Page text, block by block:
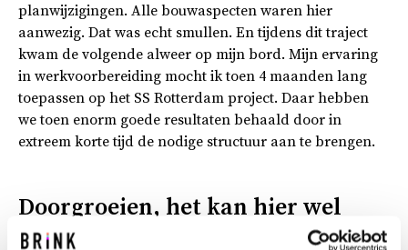
planwijzigingen. Alle bouwaspecten waren hier
aanwezig. Dat was echt smullen. En tijdens dit traject
kwam de volgende alweer op mijn bord. Mijn ervaring
in werkvoorbereiding mocht ik toen 4 maanden lang
toepassen op het SS Rotterdam project. Daar hebben
we toen enorm goede resultaten behaald door in
extreem korte tijd de nodige structuur aan te brengen.
Doorgroeien, het kan hier wel
degelijk.